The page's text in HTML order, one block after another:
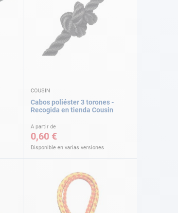
COUSIN
Cabos poliéster 3 torones -
Recogida en tienda Cousin
A partir de
0,60 €
Disponible en varias versiones